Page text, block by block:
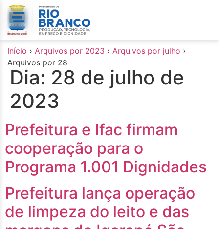
conteúdo
Início › Arquivos por 2023 › Arquivos por julho ›
Arquivos por 28
Dia: 28 de julho de
2023
Prefeitura e Ifac firmam
cooperação para o
Programa 1.001 Dignidades
Prefeitura lança operação
de limpeza do leito e das